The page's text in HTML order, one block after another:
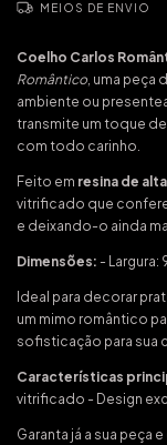
MEIOS DE ENVIO
Coelho Carlos
Romântico, uma peça
ambiente ou
transmite um toque
com todo carinho.
Feito em resina de
vitrificado que
e deixando-o ainda
Dimensões: - Largura:
Ideal para decorar
um mimo romântico
sofisticação para sua
Características
vitrificado - Design
Garanta já a sua peça